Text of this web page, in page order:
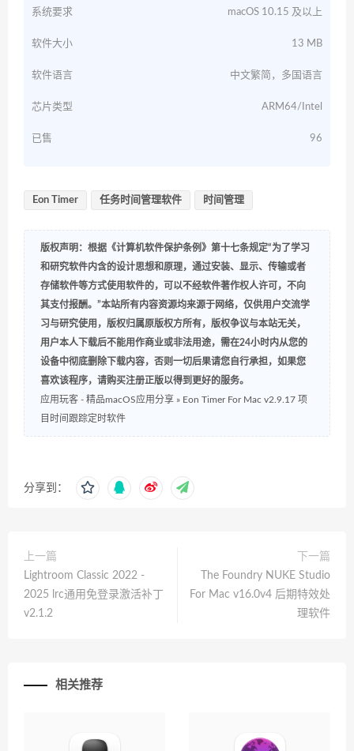
系统要求 macOS 10.15 及以上
软件大小 13 MB
软件语言 中文繁简，多国语言
芯片类型 ARM64/Intel
已售 96
Eon Timer 任务时间管理软件 时间管理
版权声明：根据《计算机软件保护条例》第十七条规定“为了学习
和研究软件内含的设计思想和原理，通过安装、显示、传输或者
存储软件等方式使用软件的，可以不经软件著作权人许可，不向
其支付报酬。”本站所有内容资源均来源于网络，仅供用户交流学
习与研究使用，版权归属原版权方所有，版权争议与本站无关，
用户本人下载后不能用作商业或非法用途，需在24小时内从您的
设备中彻底删除下载内容，否则一切后果请您自行承担，如果您
喜欢该程序，请购买注册正版以得到更好的服务。
应用玩客 - 精品macOS应用分享 » Eon Timer For Mac v2.9.17 项
目时间跟踪定时软件
分享到：
上一篇
Lightroom Classic 2022 -
2025 lrc通用免登录激活补丁
v2.1.2
下一篇
The Foundry NUKE Studio
For Mac v16.0v4 后期特效处
理软件
相关推荐